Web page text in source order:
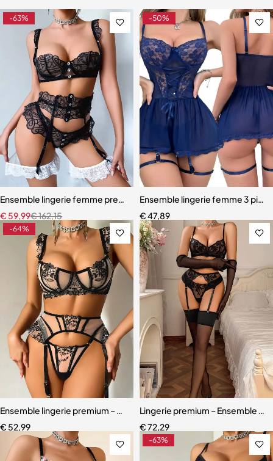
-63%
Ensemble lingerie femme premium – Broderie artisanale, strass et
€162,15
€ 59,99
-50%
Ensemble lingerie femme 3
€47,89
-64%
Ensemble lingerie premium – Dentelle fine, maille légère et effet
€ 52,99
Lingerie premium – Ensemble
€72,29
-63%